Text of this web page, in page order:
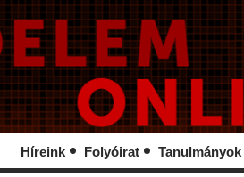
Híreink Folyóirat Tanulmányok